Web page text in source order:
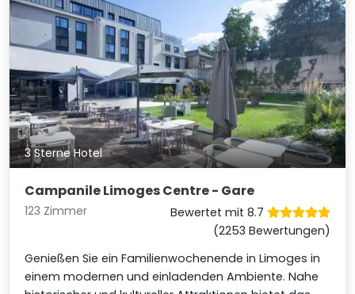
3 Sterne Hotel
Campanile Limoges Centre - Gare
123 Zimmer
Bewertet mit 8.7
(2253 Bewertungen)
Genießen Sie ein Familienwochenende in Limoges in
einem modernen und einladenden Ambiente. Nahe